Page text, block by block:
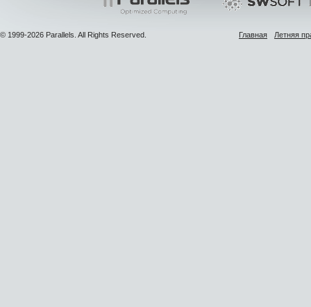
© 1999-2026 Parallels. All Rights Reserved. Главная Летняя